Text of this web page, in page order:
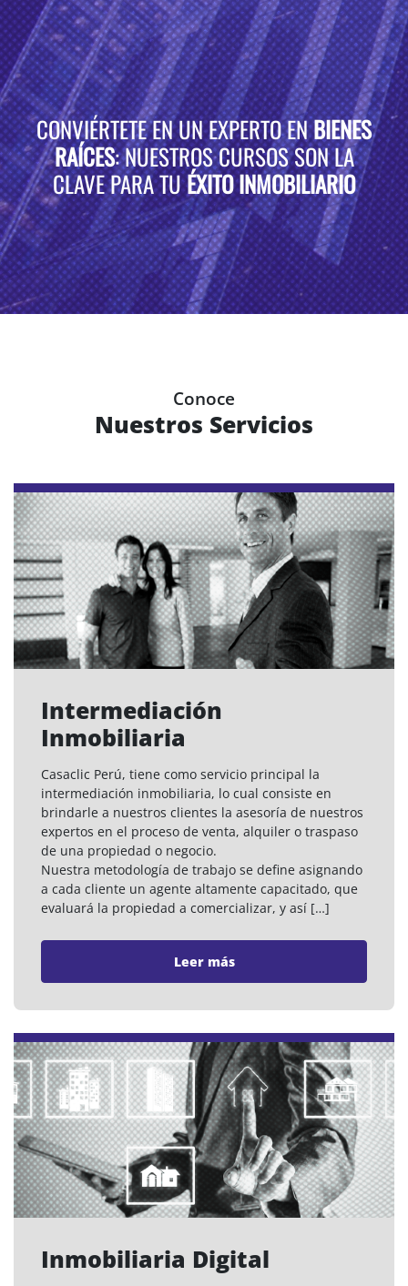
CONVIÉRTETE EN UN EXPERTO ENBIENES
RAÍCES: NUESTROS CURSOS SON LA
CLAVE PARA TUÉXITO INMOBILIARIO
Conoce
Nuestros Servicios
Intermediación
Inmobiliaria
Casaclic Perú, tiene como servicio principal la
intermediación inmobiliaria, lo cual consiste en
brindarle a nuestros clientes la asesoría de nuestros
expertos en el proceso de venta, alquiler o traspaso
de una propiedad o negocio.
Nuestra metodología de trabajo se define asignando
a cada cliente un agente altamente capacitado, que
evaluará la propiedad a comercializar, y así […]
Leer más
Inmobiliaria Digital